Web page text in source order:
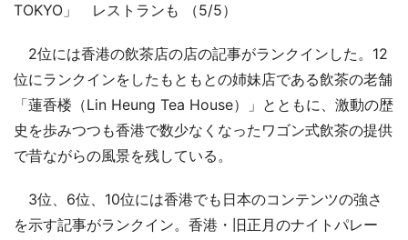
TOKYO」 レストランも （5/5）
2位には香港の飲茶店の店の記事がランクインした。12
位にランクインをしたもともとの姉妹店である飲茶の老舗
「蓮香楼（Lin Heung Tea House）」とともに、激動の歴
史を歩みつつも香港で数少なくなったワゴン式飲茶の提供
で昔ながらの風景を残している。
3位、6位、10位には香港でも日本のコンテンツの強さ
を示す記事がランクイン。香港・旧正月のナイトパレー